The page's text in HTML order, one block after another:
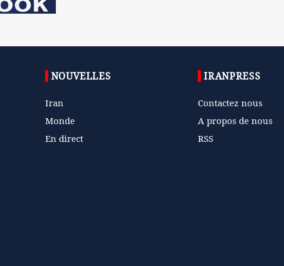
NOUVELLES
Iran
Monde
En direct
IRANPRESS
Contactez nous
A propos de nous
RSS